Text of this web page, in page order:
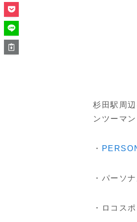
杉田駅周
ンツーマ
・
・パーソ
・ロコス